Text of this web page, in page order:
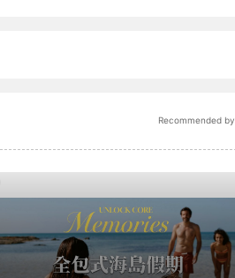
Recommended by